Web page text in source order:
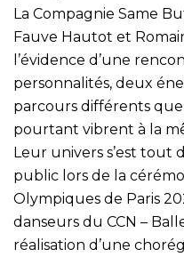
La Compagnie Same
Fauve Hautot et
l’évidence d’une
personnalités, deux
parcours différents
pourtant vibrent à la
Leur univers s’est tout
public lors de la
Olympiques de Paris
danseurs du CCN –
réalisation d’une